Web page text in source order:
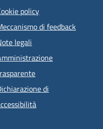
policy
di feedback
legali
di